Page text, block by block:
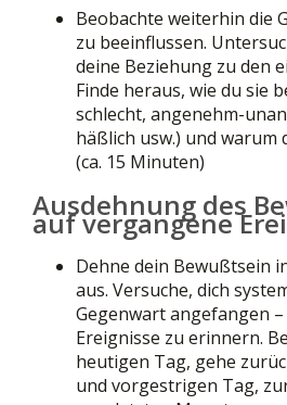
Beobachte weiterhin die
zu beeinflussen.
deine Beziehung zu den
Finde heraus, wie du sie
schlecht, angenehm-
häßlich usw.) und warum
(ca. 15 Minuten)
Ausdehnung des
auf vergangene
Dehne dein Bewußtsein
aus. Versuche, dich
Gegenwart angefangen
Ereignisse zu erinnern.
heutigen Tag, gehe
und vorgestrigen Tag,